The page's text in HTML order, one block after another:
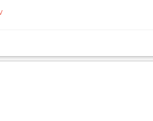
robót zgodnie z wymaganiami inwestora,